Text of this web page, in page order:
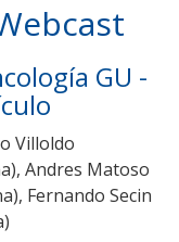
GU -
Villoldo
Andres Matoso
Fernando Secin